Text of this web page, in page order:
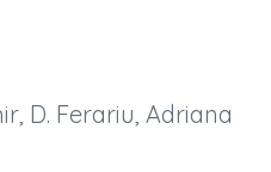
D. Ferariu, Adriana